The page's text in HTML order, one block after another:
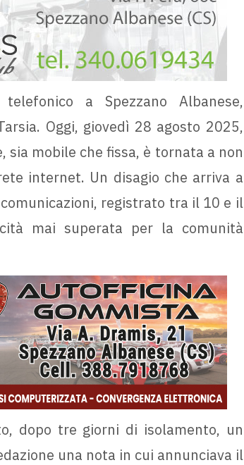
a Spezzano Albanese,
Oggi, giovedì 28 agosto 2025,
sia mobile che fissa, è tornata a non
internet. Un disagio che arriva a
registrato tra il 10 e il
mai superata per la comunità
dopo tre giorni di isolamento, un
una nota in cui annunciava il